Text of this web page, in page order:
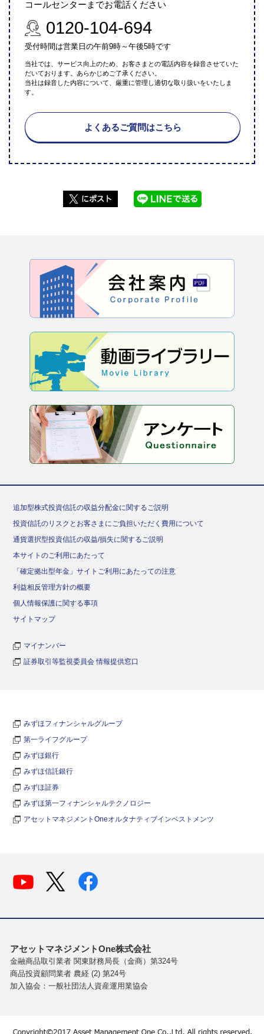
コールセンターまでお電話ください
0120-104-694
受付時間は営業日の午前9時～午後5時です
当社では、サービス向上のため、お客さまとの電話内容を録音させていた
だいております。あらかじめご了承ください。
当社は録音した内容について、厳重に管理し適切な取り扱いをいたしま
す。
よくあるご質問はこちら
追加型株式投資信託の収益分配金に関するご説明
投資信託のリスクとお客さまにご負担いただく費用について
通貨選択型投資信託の収益/損失に関するご説明
本サイトのご利用にあたって
「確定拠出型年金」サイトご利用にあたっての注意
利益相反管理方針の概要
個人情報保護に関する事項
サイトマップ
マイナンバー
証券取引等監視委員会 情報提供窓口
みずほフィナンシャルグループ
第一ライフグループ
みずほ銀行
みずほ信託銀行
みずほ証券
みずほ第一フィナンシャルテクノロジー
アセットマネジメントOneオルタナティブインベストメンツ
アセットマネジメントOne株式会社
金融商品取引業者 関東財務局長（金商）第324号
商品投資顧問業者 農経 (2) 第24号
加入協会：一般社団法人資産運用業協会